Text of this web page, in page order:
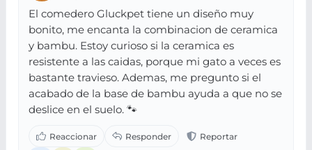
El comedero Gluckpet tiene un diseño muy
bonito, me encanta la combinacion de ceramica
y bambu. Estoy curioso si la ceramica es
resistente a las caidas, porque mi gato a veces es
bastante travieso. Ademas, me pregunto si el
acabado de la base de bambu ayuda a que no se
deslice en el suelo. 🐾